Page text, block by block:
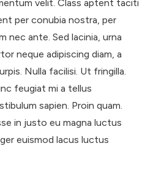
velit. Class aptent taciti
per conubia nostra, per
nec ante. Sed lacinia, urna
neque adipiscing diam, a
Nulla facilisi. Ut fringilla.
feugiat mi a tellus
sapien. Proin quam.
in justo eu magna luctus
euismod lacus luctus